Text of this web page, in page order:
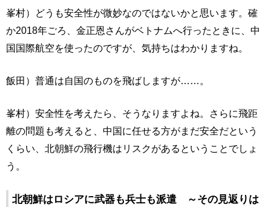
峯村）どうも安全性が微妙なのではないかと思います。確
か2018年ごろ、金正恩さんがベトナムへ行ったときに、中
国国際航空を使ったのですが、気持ちはわかりますね。
飯田）普通は自国のものを飛ばしますが……。
峯村）安全性を考えたら、そうなりますよね。さらに飛距
離の問題も考えると、中国に任せる方がまだ安全だという
くらい、北朝鮮の飛行機はリスクがあるということでしょ
う。
北朝鮮はロシアに武器も兵士も派遣 ～その見返りは